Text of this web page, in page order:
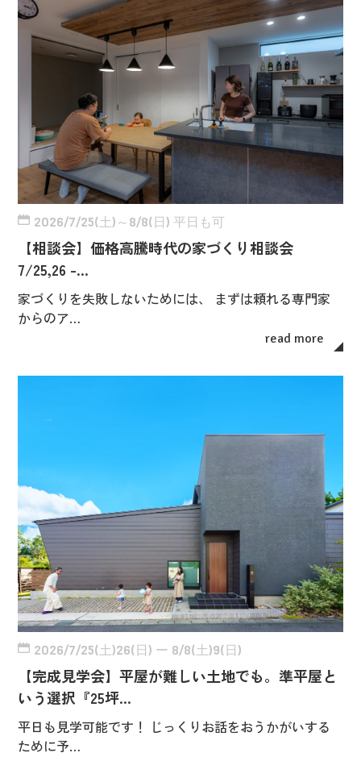
2026/7/25(土)～8/8(日) 平日も可
【相談会】価格高騰時代の家づくり相談会
7/25,26 -…
家づくりを失敗しないためには、 まずは頼れる専門家
からのア…
read more
2026/7/25(土)26(日) ー 8/8(土)9(日)
【完成見学会】平屋が難しい土地でも。準平屋と
いう選択『25坪…
平日も見学可能です！ じっくりお話をおうかがいする
ために予…